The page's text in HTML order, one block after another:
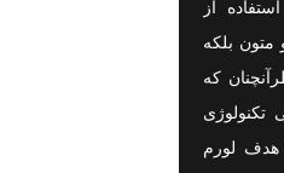
از
بلکه
که
هدف لورم